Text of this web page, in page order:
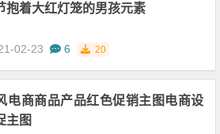
抱着大红灯笼的男孩元素
02-23 6 20
电商商品产品红色促销主图电商设
主图